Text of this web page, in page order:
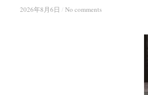
2026年8月6日 / No comments
2026年8月6日 / No comments